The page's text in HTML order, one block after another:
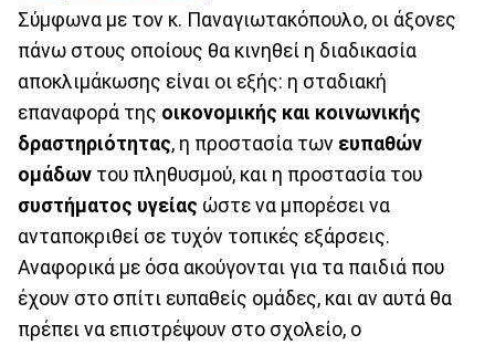
Σύμφωνα με τον κ. Παναγιωτακόπουλο, οι άξονες
πάνω στους οποίους θα κινηθεί η διαδικασία
αποκλιμάκωσης είναι οι εξής: η σταδιακή
επαναφορά της οικονομικής και κοινωνικής
δραστηριότητας, η προστασία των ευπαθών
ομάδων του πληθυσμού, και η προστασία του
συστήματος υγείας ώστε να μπορέσει να
ανταποκριθεί σε τυχόν τοπικές εξάρσεις.
Αναφορικά με όσα ακούγονται για τα παιδιά που
έχουν στο σπίτι ευπαθείς ομάδες, και αν αυτά θα
πρέπει να επιστρέψουν στο σχολείο, ο